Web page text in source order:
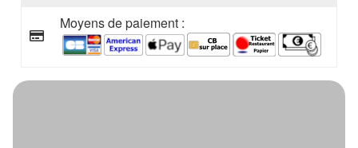
Moyens de paiement :